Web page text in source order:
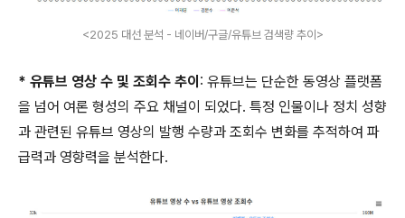
<2025 대선 분석 - 네이버/구글/유튜브 검색량 추이>
* 유튜브 영상 수 및 조회수 추이 : 유튜브는 단순한 동영상 플랫폼
을 넘어 여론 형성의 주요 채널이 되었다. 특정 인물이나 정치 성향
과 관련된 유튜브 영상의 발행 수량과 조회수 변화를 추적하여 파
급력과 영향력을 분석한다.